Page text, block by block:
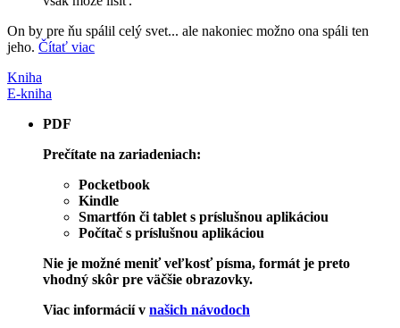
On by pre ňu spálil celý svet... ale nakoniec možno ona spáli ten
jeho. Čítať viac
Kniha
E-kniha
PDF
Prečítate na zariadeniach:
Pocketbook
Kindle
Smartfón či tablet s príslušnou aplikáciou
Počítač s príslušnou aplikáciou
Nie je možné meniť veľkosť písma, formát je preto
vhodný skôr pre väčšie obrazovky.
Viac informácií v našich návodoch